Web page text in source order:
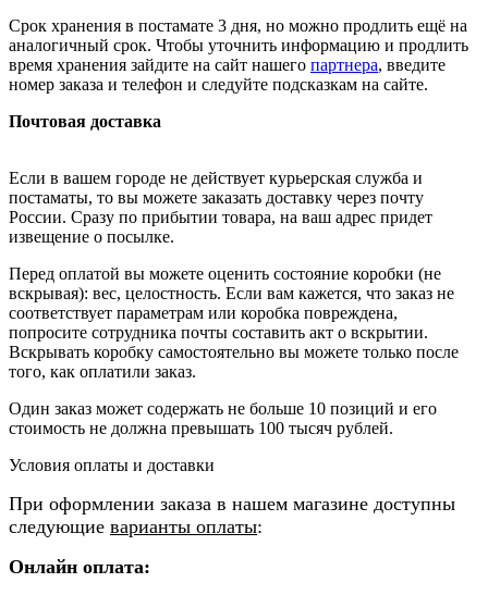
Срок хранения в постамате 3 дня, но можно продлить ещё на
аналогичный срок. Чтобы уточнить информацию и продлить
время хранения зайдите на сайт нашего партнера, введите
номер заказа и телефон и следуйте подсказкам на сайте.
Почтовая доставка
Если в вашем городе не действует курьерская служба и
постаматы, то вы можете заказать доставку через почту
России. Сразу по прибытии товара, на ваш адрес придет
извещение о посылке.
Перед оплатой вы можете оценить состояние коробки (не
вскрывая): вес, целостность. Если вам кажется, что заказ не
соответствует параметрам или коробка повреждена,
попросите сотрудника почты составить акт о вскрытии.
Вскрывать коробку самостоятельно вы можете только после
того, как оплатили заказ.
Один заказ может содержать не больше 10 позиций и его
стоимость не должна превышать 100 тысяч рублей.
Условия оплаты и доставки
При оформлении заказа в нашем магазине доступны
следующие варианты оплаты:
Онлайн оплата: